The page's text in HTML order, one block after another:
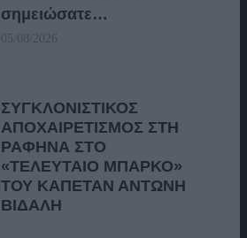
σημειώσατε…
05/08/2026
ΣΥΓΚΛΟΝΙΣΤΙΚΟΣ
ΑΠΟΧΑΙΡΕΤΙΣΜΟΣ ΣΤΗ
ΡΑΦΗΝΑ ΣΤΟ
«ΤΕΛΕΥΤΑΙΟ ΜΠΑΡΚΟ»
ΤΟΥ ΚΑΠΕΤΑΝ ΑΝΤΩΝΗ
ΒΙΔΑΛΗ